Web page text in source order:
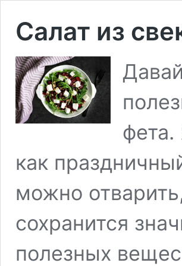
Салат из
как
можно
сохранится
полезных